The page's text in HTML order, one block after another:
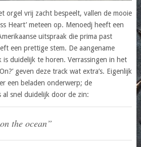
orgel vrij zacht bespeelt, vallen de mooie
Heart’ meteen op. Menoedj heeft een
uitspraak die prima past
een prettige stem. De aangename
duidelijk te horen. Verrassingen in het
geven deze track wat extra’s. Eigenlijk
een beladen onderwerp; de
snel duidelijk door de zin:
the ocean”